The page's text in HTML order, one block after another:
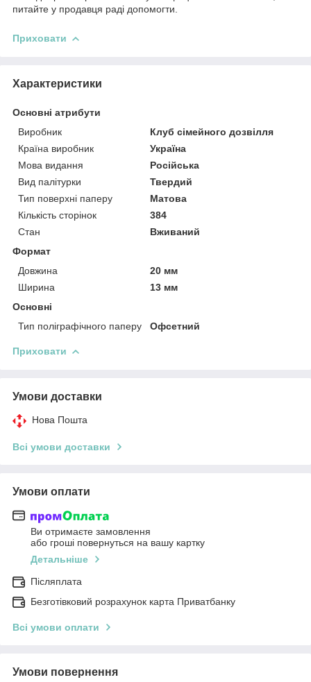
питайте у продавця раді допомогти.
Приховати
Характеристики
Основні атрибути
Виробник
Клуб сімейного дозвілля
Країна виробник
Україна
Мова видання
Російська
Вид палітурки
Твердий
Тип поверхні паперу
Матова
Кількість сторінок
384
Стан
Вживаний
Формат
Довжина
20 мм
Ширина
13 мм
Основні
Тип поліграфічного паперу
Офсетний
Приховати
Умови доставки
Нова Пошта
Всі умови доставки
Умови оплати
Ви отримаєте замовлення
або гроші повернуться на вашу картку
Детальніше
Післяплата
Безготівковий розрахунок карта Приватбанку
Всі умови оплати
Умови повернення